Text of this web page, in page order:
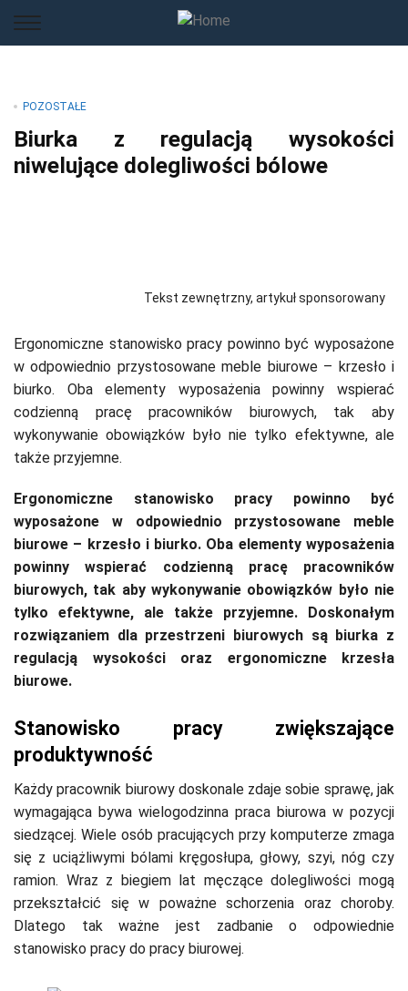
POZOSTAŁE
Biurka z regulacją wysokości
niwelujące dolegliwości bólowe
Tekst zewnętrzny, artykuł sponsorowany
Ergonomiczne stanowisko pracy powinno być wyposażone
w odpowiednio przystosowane meble biurowe – krzesło i
biurko. Oba elementy wyposażenia powinny wspierać
codzienną pracę pracowników biurowych, tak aby
wykonywanie obowiązków było nie tylko efektywne, ale
także przyjemne.
Ergonomiczne stanowisko pracy powinno być
wyposażone w odpowiednio przystosowane meble
biurowe – krzesło i biurko. Oba elementy wyposażenia
powinny wspierać codzienną pracę pracowników
biurowych, tak aby wykonywanie obowiązków było nie
tylko efektywne, ale także przyjemne. Doskonałym
rozwiązaniem dla przestrzeni biurowych są biurka z
regulacją wysokości oraz ergonomiczne krzesła
biurowe.
Stanowisko pracy zwiększające
produktywność
Każdy pracownik biurowy doskonale zdaje sobie sprawę, jak
wymagająca bywa wielogodzinna praca biurowa w pozycji
siedzącej. Wiele osób pracujących przy komputerze zmaga
się z uciążliwymi bólami kręgosłupa, głowy, szyi, nóg czy
ramion. Wraz z biegiem lat męczące dolegliwości mogą
przekształcić się w poważne schorzenia oraz choroby.
Dlatego tak ważne jest zadbanie o odpowiednie
stanowisko pracy do pracy biurowej.